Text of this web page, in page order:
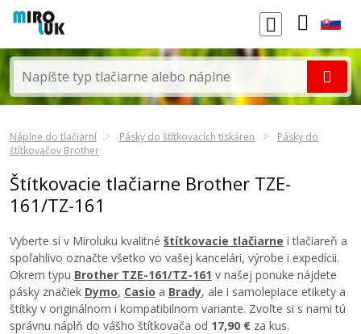
Náplne do tlačiarní Pásky do štítkovacích tiskáren
Pásky do
štítkovačov Brother
Štítkovacie tlačiarne Brother TZE-
161/TZ-161
Vyberte si v Miroluku kvalitné štítkovacie tlačiarne i tlačiareň a
spoľahlivo označte všetko vo vašej kancelári, výrobe i expedícii.
Okrem typu Brother TZE-161/TZ-161 v našej ponuke nájdete
pásky značiek Dymo, Casio a Brady, ale i samolepiace etikety a
štítky v originálnom i kompatibilnom variante. Zvoľte si s nami tú
správnu náplň do vášho štítkovača od 17,90 € za kus.